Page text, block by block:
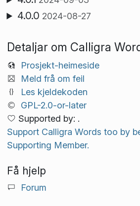
4.0.0 2024-08-27
Detaljar om Calligra
Prosjekt-heimeside
Meld frå om feil
Les kjeldekoden
GPL-2.0-or-later
Supported by: .
Support Calligra Words too by
Supporting Member.
Få hjelp
Forum